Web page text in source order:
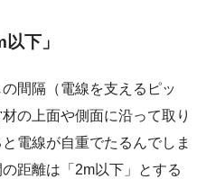
下」
間隔（電線を支えるピッ
の上面や側面に沿って取り
電線が自重でたるんでしま
距離は「2m以下」とする